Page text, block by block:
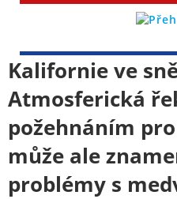
Kalifornie ve
Atmosferická
požehnáním
může ale
problémy s